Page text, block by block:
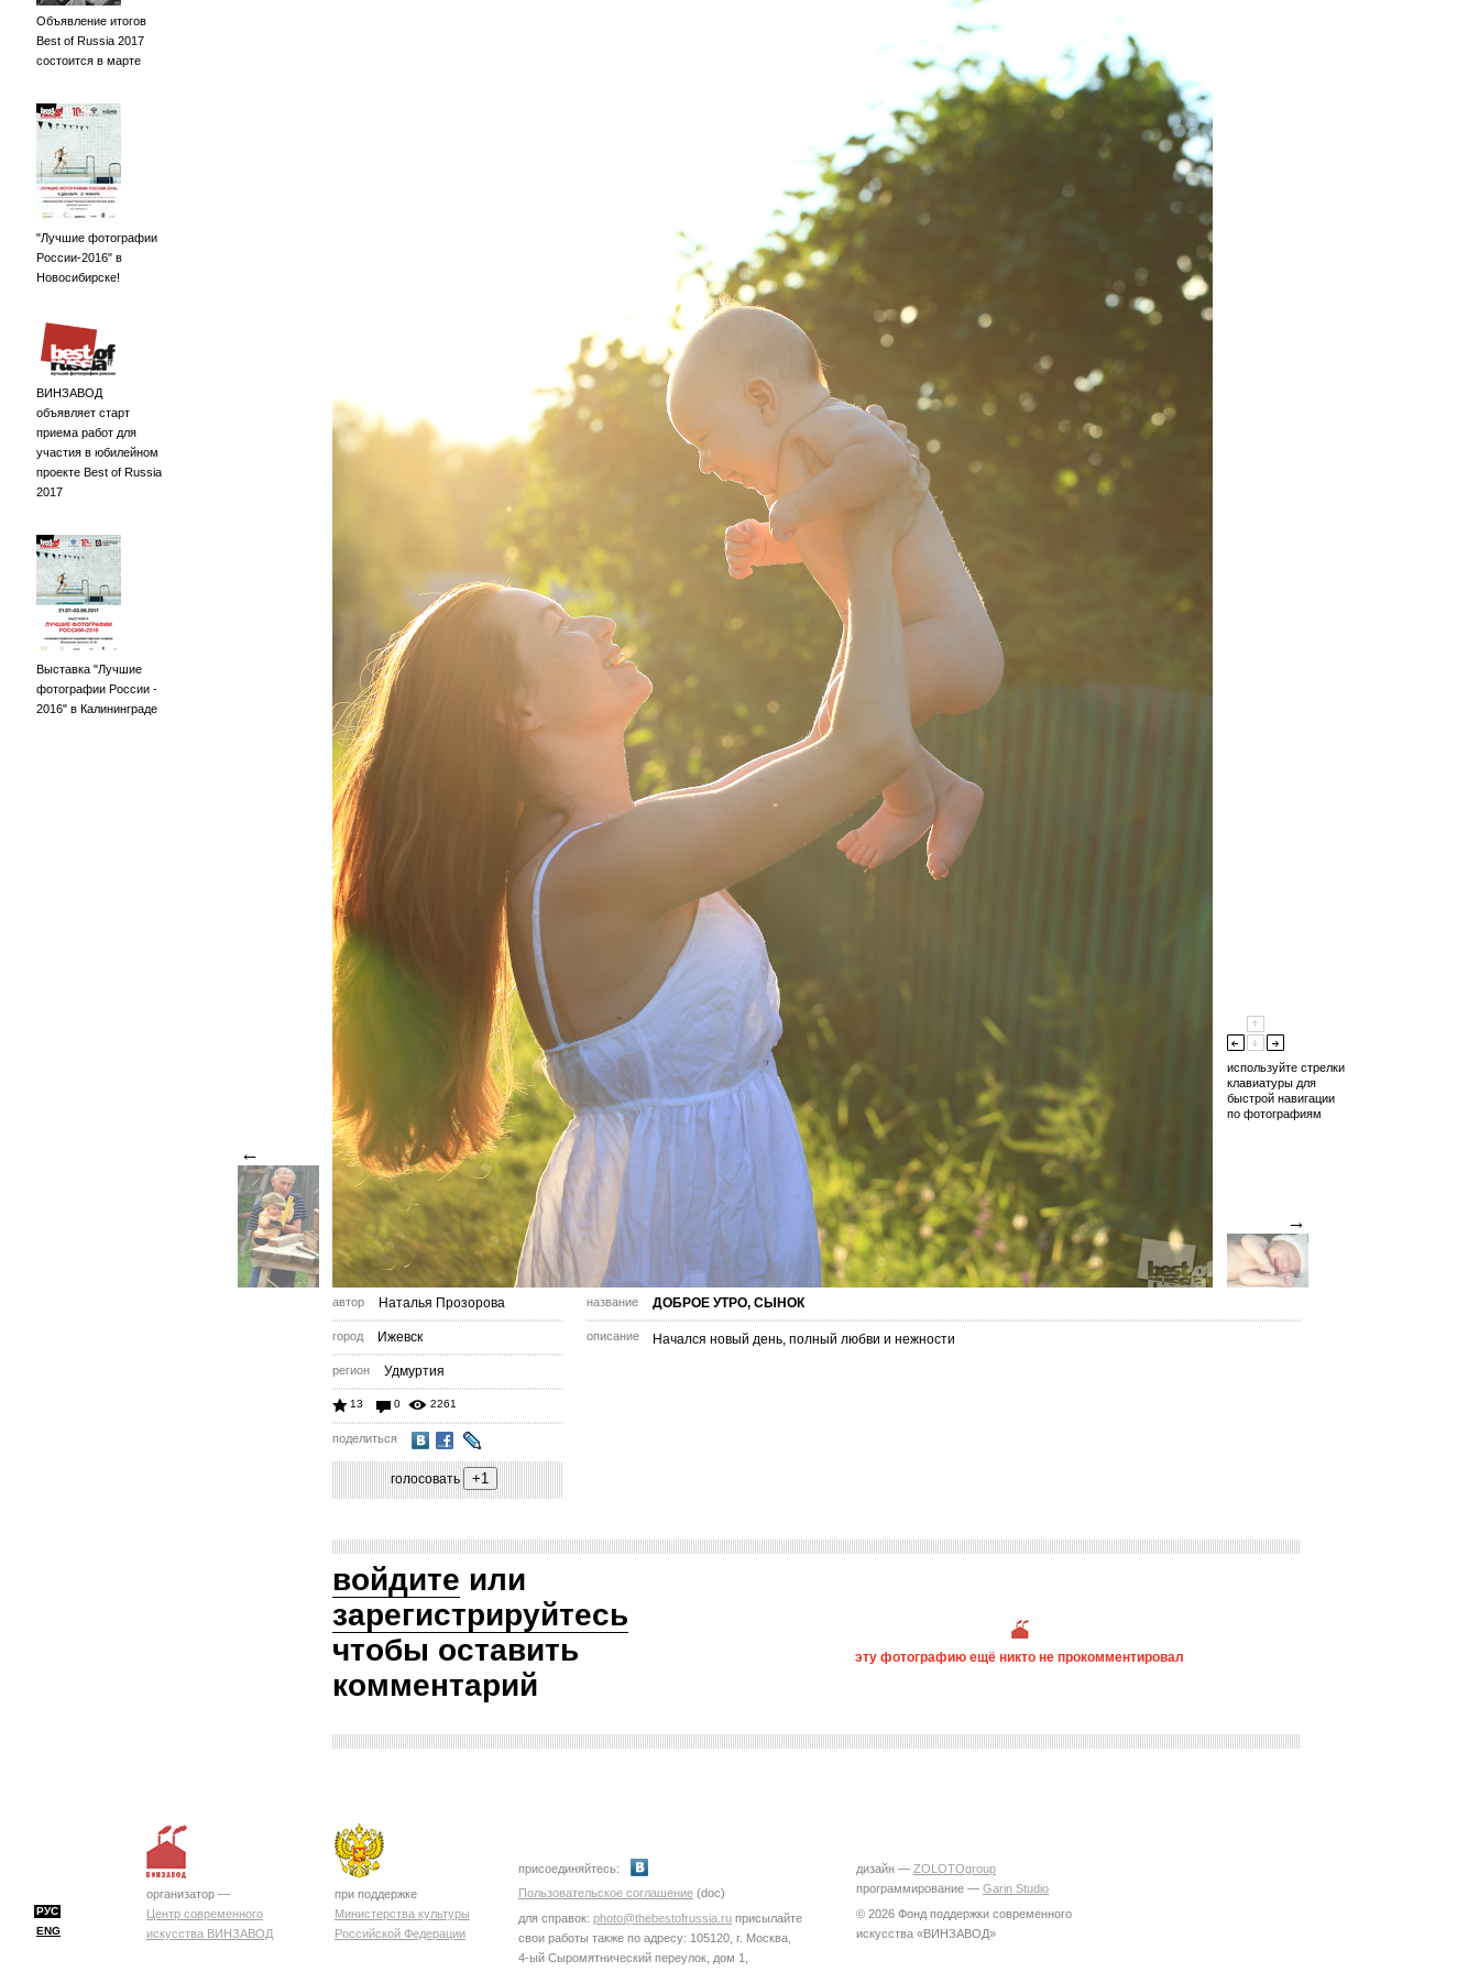
Объявление итогов
Best of Russia 2017
состоится в марте
"Лучшие фотографии
России-2016" в
Новосибирске!
ВИНЗАВОД
объявляет старт
приема работ для
участия в юбилейном
проекте Best of Russia
2017
Выставка "Лучшие
фотографии России -
2016" в Калининграде
←
→
используйте стрелки
клавиатуры для
быстрой навигации
по фотографиям
автор Наталья Прозорова
город Ижевск
регион Удмуртия
13 0 2261
поделиться
голосовать
название ДОБРОЕ УТРО, СЫНОК
описание Начался новый день, полный любви и нежности
войдите или
зарегистрируйтесь
чтобы оставить
комментарий
эту фотографию ещё никто не прокомментировал
РУС
ENG
организатор —
Центр современного
искусства ВИНЗАВОД
при поддержке
Министерства культуры
Российской Федерации
присоединяйтесь:
Пользовательское соглашение (doc)
для справок: photo@thebestofrussia.ru присылайте
свои работы также по адресу: 105120, г. Москва,
4-ый Сыромятнический переулок, дом 1,
дизайн — ZOLOTOgroup
программирование — Garin Studio
© 2026 Фонд поддержки современного
искусства «ВИНЗАВОД»